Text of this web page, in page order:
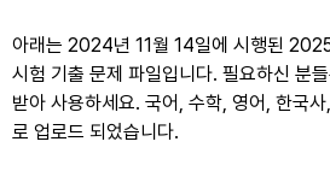
아래는 2024년 11월 14일에 시행된
시험 기출 문제 파일입니다. 필요하신 분
받아 사용하세요. 국어, 수학, 영어, 한국
로 업로드 되었습니다.